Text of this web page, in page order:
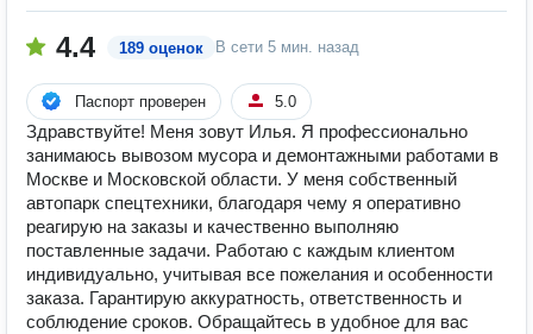
4.4 189 оценок В сети 5 мин. назад
Паспорт проверен 5.0
Здравствуйте! Меня зовут Илья. Я профессионально
занимаюсь вывозом мусора и демонтажными работами в
Москве и Московской области. У меня собственный
автопарк спецтехники, благодаря чему я оперативно
реагирую на заказы и качественно выполняю
поставленные задачи. Работаю с каждым клиентом
индивидуально, учитывая все пожелания и особенности
заказа. Гарантирую аккуратность, ответственность и
соблюдение сроков. Обращайтесь в удобное для вас